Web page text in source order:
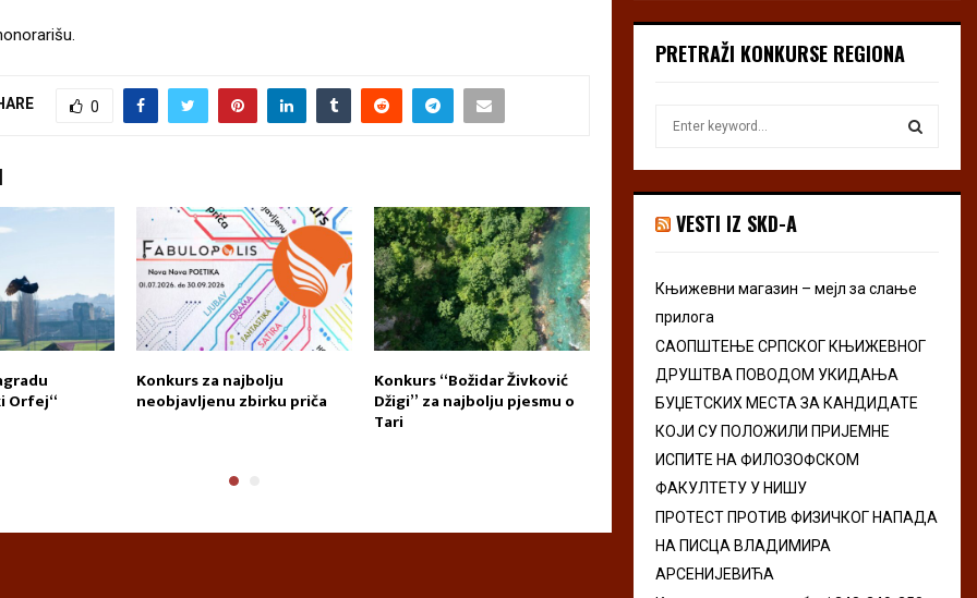
0
Orfej“
Konkurs za najbolju
neobjavljenu zbirku priča
Konkurs “Božidar Živković
Džigi” za najbolju pjesmu o
Tari
Приказ романа „Крик“ Ане
Атанасковић
Dani Milke Bajic
Pljevlja 2026
PRETRAŽI KONKURSE REGIONA
h
r
:
S
C
VESTI IZ SKD-A
Књижевни магазин – мејл за слање
прилога
САОПШТЕЊЕ СРПСКОГ КЊИЖЕВНОГ
ДРУШТВА ПОВОДОМ УКИДАЊА
БУЏЕТСКИХ МЕСТА ЗА КАНДИДАТЕ
КОЈИ СУ ПОЛОЖИЛИ ПРИЈЕМНЕ
ИСПИТЕ НА ФИЛОЗОФСКОМ
ФАКУЛТЕТУ У НИШУ
ПРОТЕСТ ПРОТИВ ФИЗИЧКОГ НАПАДА
НА ПИСЦА ВЛАДИМИРА
АРСЕНИЈЕВИЋА